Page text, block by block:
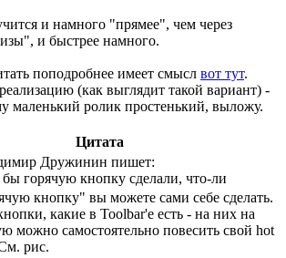
и намного "прямее", чем через
и быстрее намного.
поподробнее имеет смысл вот тут.
(как выглядит такой вариант) -
маленький ролик простенький, выложу.
Цитата
Дружинин пишет:
бы горячую кнопку сделали, что-ли
кнопку" вы можете сами себе сделать.
какие в Toolbar'е есть - на них на
можно самостоятельно повесить свой hot
рис.